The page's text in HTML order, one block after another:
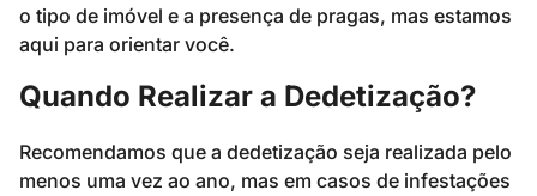
o tipo de imóvel e a presença de pragas, mas estamos
aqui para orientar você.
Quando Realizar a Dedetização?
Recomendamos que a dedetização seja realizada pelo
menos uma vez ao ano, mas em casos de infestações